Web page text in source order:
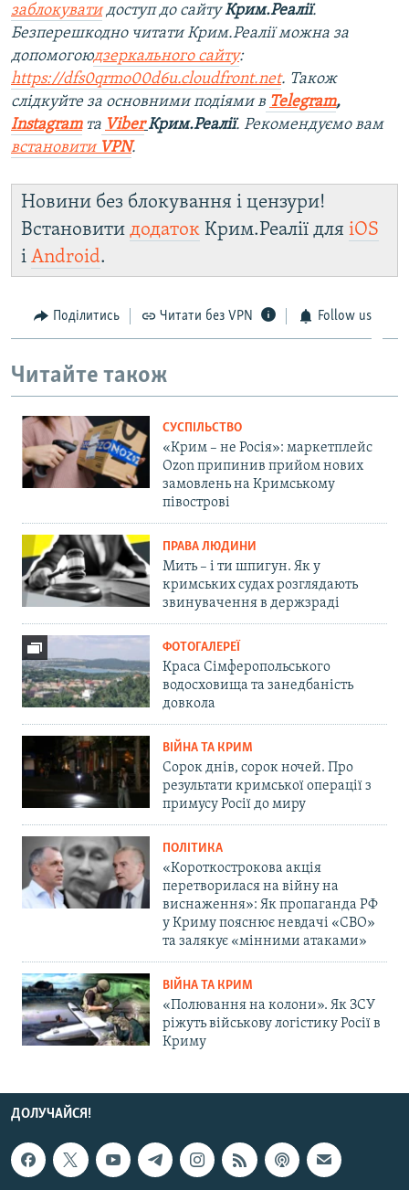
заблокуватидоступ до сайтуКрим.Реалії.
Безперешкодно читати Крим.Реалії можна за
допомогоюдзеркального сайту:
https://dfs0qrmo00d6u.cloudfront.net. Також
слідкуйте за основними подіями в Telegram,
Instagramта Viber Крим.Реалії. Рекомендуємо вам
встановити VPN.
Новини без блокування і цензури!
Встановити додаток Крим.Реалії для iOS
і Android.
Поділитись Читати без VPN Follow us
Читайте також
СУСПІЛЬСТВО
«Крим – не Росія»: маркетплейс
Ozon припинив прийом нових
замовлень на Кримському
півострові
ПРАВА ЛЮДИНИ
Мить – і ти шпигун. Як у
кримських судах розглядають
звинувачення в держзраді
ФОТОГАЛЕРЕЇ
Краса Сімферопольського
водосховища та занедбаність
довкола
ВІЙНА ТА КРИМ
Сорок днів, сорок ночей. Про
результати кримської операції з
примусу Росії до миру
ПОЛІТИКА
«Короткострокова акція
перетворилася на війну на
виснаження»: Як пропаганда РФ
у Криму пояснює невдачі «СВО»
та залякує «мінними атаками»
ВІЙНА ТА КРИМ
«Полювання на колони». Як ЗСУ
ріжуть військову логістику Росії в
Криму
ДОЛУЧАЙСЯ!